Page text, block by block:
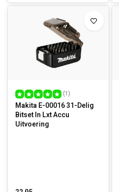
(1)
Makita E-00016 31-Delig
Bitset In Lxt Accu
Uitvoering